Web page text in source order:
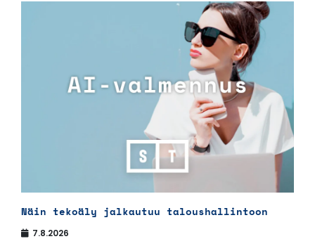
Näin tekoäly jalkautuu taloushallintoon
7.8.2026